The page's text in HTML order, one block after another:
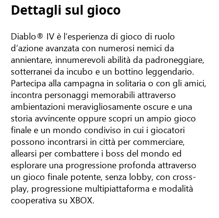
Dettagli sul gioco
Diablo® IV è l’esperienza di gioco di ruolo
d’azione avanzata con numerosi nemici da
annientare, innumerevoli abilità da padroneggiare,
sotterranei da incubo e un bottino leggendario.
Partecipa alla campagna in solitaria o con gli amici,
incontra personaggi memorabili attraverso
ambientazioni meravigliosamente oscure e una
storia avvincente oppure scopri un ampio gioco
finale e un mondo condiviso in cui i giocatori
possono incontrarsi in città per commerciare,
allearsi per combattere i boss del mondo ed
esplorare una progressione profonda attraverso
un gioco finale potente, senza lobby, con cross-
play, progressione multipiattaforma e modalità
cooperativa su XBOX.